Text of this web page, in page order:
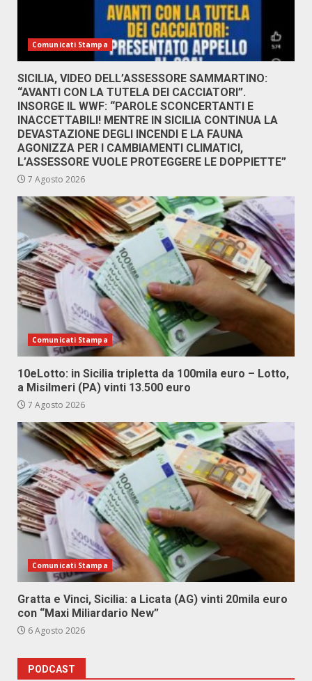
Comunicati Stampa
SICILIA, VIDEO DELL’ASSESSORE SAMMARTINO:
“AVANTI CON LA TUTELA DEI CACCIATORI”.
INSORGE IL WWF: “PAROLE SCONCERTANTI E
INACCETTABILI! MENTRE IN SICILIA CONTINUA LA
DEVASTAZIONE DEGLI INCENDI E LA FAUNA
AGONIZZA PER I CAMBIAMENTI CLIMATICI,
L’ASSESSORE VUOLE PROTEGGERE LE DOPPIETTE”
7 Agosto 2026
Comunicati Stampa
10eLotto: in Sicilia tripletta da 100mila euro – Lotto,
a Misilmeri (PA) vinti 13.500 euro
7 Agosto 2026
Comunicati Stampa
Gratta e Vinci, Sicilia: a Licata (AG) vinti 20mila euro
con “Maxi Miliardario New”
6 Agosto 2026
PODCAST